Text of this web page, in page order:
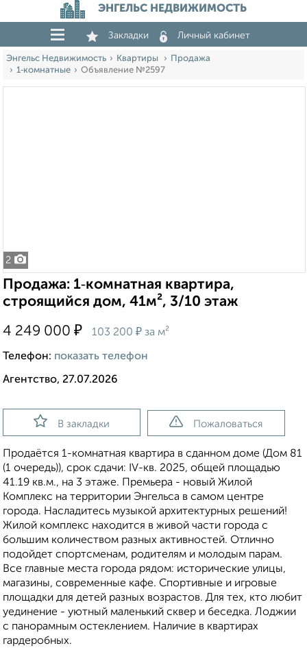
ЭНГЕЛЬС НЕДВИЖИМОСТЬ
Закладки Личный кабинет
Энгельс Недвижимость Квартиры
Продажа
1‑комнатные
Объявление №2597
2
Продажа: 1‑комнатная квартира,
строящийся дом, 41м², 3/10 этаж
4 249 000 ₽ 103 200 ₽ за м²
Телефон: показать телефон
Агентство, 27.07.2026
В закладки Пожаловаться
Продаётся 1-комнатная квартира в сданном доме (Дом 81
(1 очередь)), срок сдачи: IV-кв. 2025, общей площадью
41.19 кв.м., на 3 этаже. Премьера - новый Жилой
Комплекс на территории Энгельса в самом центре
города. Насладитесь музыкой архитектурных решений!
Жилой комплекс находится в живой части города с
большим количеством разных активностей. Отлично
подойдет спортсменам, родителям и молодым парам.
Все главные места города рядом: исторические улицы,
магазины, современные кафе. Спортивные и игровые
площадки для детей разных возрастов. Для тех, кто любит
уединение - уютный маленький сквер и беседка. Лоджии
с панорамным остеклением. Наличие в квартирах
гардеробных.